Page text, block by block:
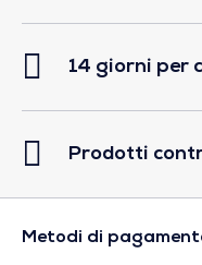
14 giorni per
Prodotti
Metodi di